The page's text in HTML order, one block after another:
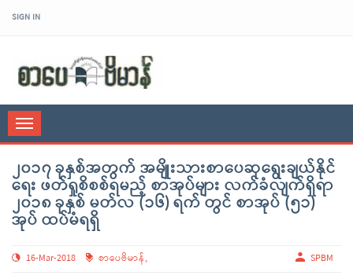
SIGN IN
Toggle
navigation
၂၀၁၇ ခုနှစ်အတွက် အမျိုးသားစာပေဆုရွေးချယ်နိုင်
ရေး ဖတ်ရှုစိစစ်ရမည့် စာအုပ်များ လက်ခံလျက်ရှိရာ
၂၀၁၈ ခုနှစ် မတ်လ (၁၆) ရက် တွင် စာအုပ် (၅၁)
အုပ် ထပ်မံရရှိ
16-Mar-2018 စာပေဗိမာန်, SPBM